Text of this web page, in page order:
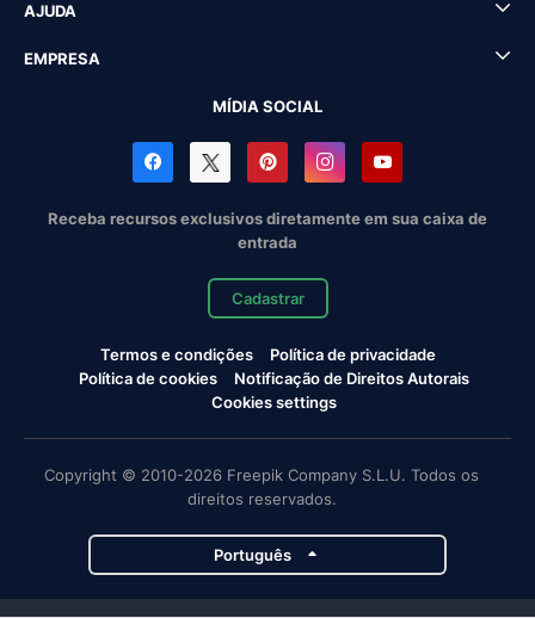
AJUDA
EMPRESA
MÍDIA SOCIAL
Receba recursos exclusivos diretamente em sua caixa de
entrada
Cadastrar
Termos e condições
Política de privacidade
Política de cookies
Notificação de Direitos Autorais
Cookies settings
Copyright © 2010-2026 Freepik Company S.L.U. Todos os
direitos reservados.
Português